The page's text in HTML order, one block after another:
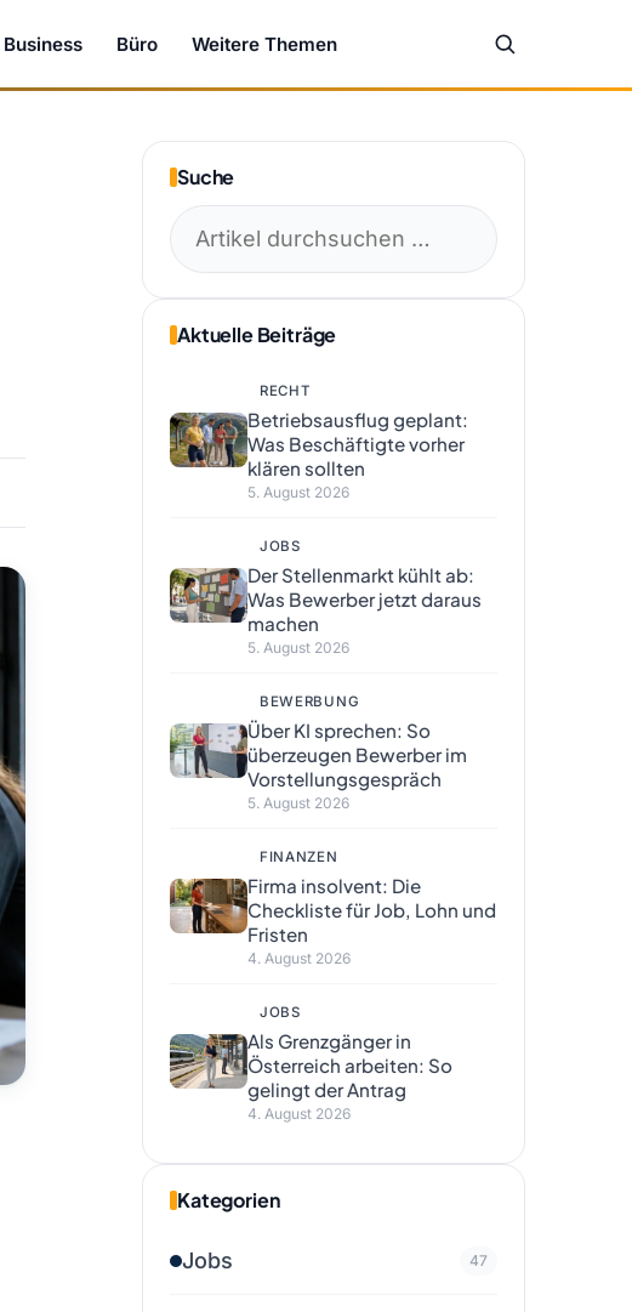
Business Büro Weitere Themen
Suche
Aktuelle Beiträge
RECHT
Betriebsausflug geplant:
Was Beschäftigte vorher
klären sollten
5. August 2026
JOBS
Der Stellenmarkt kühlt ab:
Was Bewerber jetzt daraus
machen
5. August 2026
BEWERBUNG
Über KI sprechen: So
überzeugen Bewerber im
Vorstellungsgespräch
5. August 2026
FINANZEN
Firma insolvent: Die
Checkliste für Job, Lohn und
Fristen
4. August 2026
JOBS
Als Grenzgänger in
Österreich arbeiten: So
gelingt der Antrag
4. August 2026
Kategorien
Jobs 47